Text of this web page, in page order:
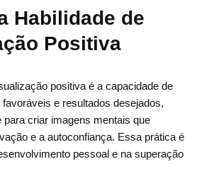
Habilidade de
Positiva
positiva é a capacidade de
e resultados desejados,
para criar imagens mentais que
e a autoconfiança. Essa prática é
pessoal e na superação